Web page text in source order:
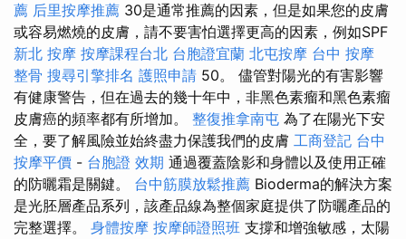
薦 后里按摩推薦 30是通常推薦的因素，但是如果您的皮膚
或容易燃燒的皮膚，請不要害怕選擇更高的因素，例如SPF
新北 按摩 按摩課程台北 台胞證宜蘭 北屯按摩 台中 按摩
整骨 搜尋引擎排名 護照申請 50。 儘管對陽光的有害影響
有健康警告，但在過去的幾十年中，非黑色素瘤和黑色素瘤
皮膚癌的頻率都有所增加。 整復推拿南屯 為了在陽光下安
全，要了解風險並始終盡力保護我們的皮膚 工商登記 台中
按摩平價 - 台胞證 效期 通過覆蓋陰影和身體以及使用正確
的防曬霜是關鍵。 台中筋膜放鬆推薦 Bioderma的解決方案
是光胚層產品系列，該產品線為整個家庭提供了防曬產品的
完整選擇。 身體按摩 按摩師證照班 支撐和增強敏感，太陽